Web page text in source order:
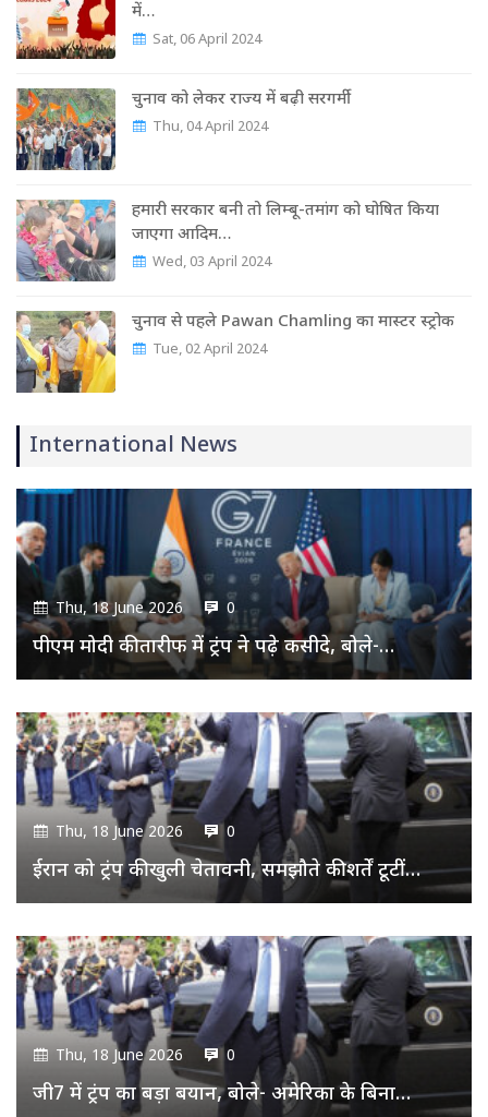
में…
Sat, 06 April 2024
चुनाव को लेकर राज्‍य में बढ़ी सरगर्मी
Thu, 04 April 2024
हमारी सरकार बनी तो लिम्बू-तमांग को घोषित किया
जाएगा आदिम…
Wed, 03 April 2024
चुनाव से पहले Pawan Chamling का मास्‍टर स्‍ट्रोक
Tue, 02 April 2024
International News
Thu, 18 June 2026 0
पीएम मोदी की तारीफ में ट्रंप ने पढ़े कसीदे, बोले-…
Thu, 18 June 2026 0
ईरान को ट्रंप की खुली चेतावनी, समझौते की शर्तें टूटीं…
Thu, 18 June 2026 0
जी7 में ट्रंप का बड़ा बयान, बोले- अमेरिका के बिना…